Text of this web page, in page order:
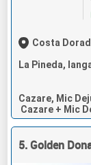
Costa
La Pineda,
Cazare, Mic
Cazare + Mic
5. Golden